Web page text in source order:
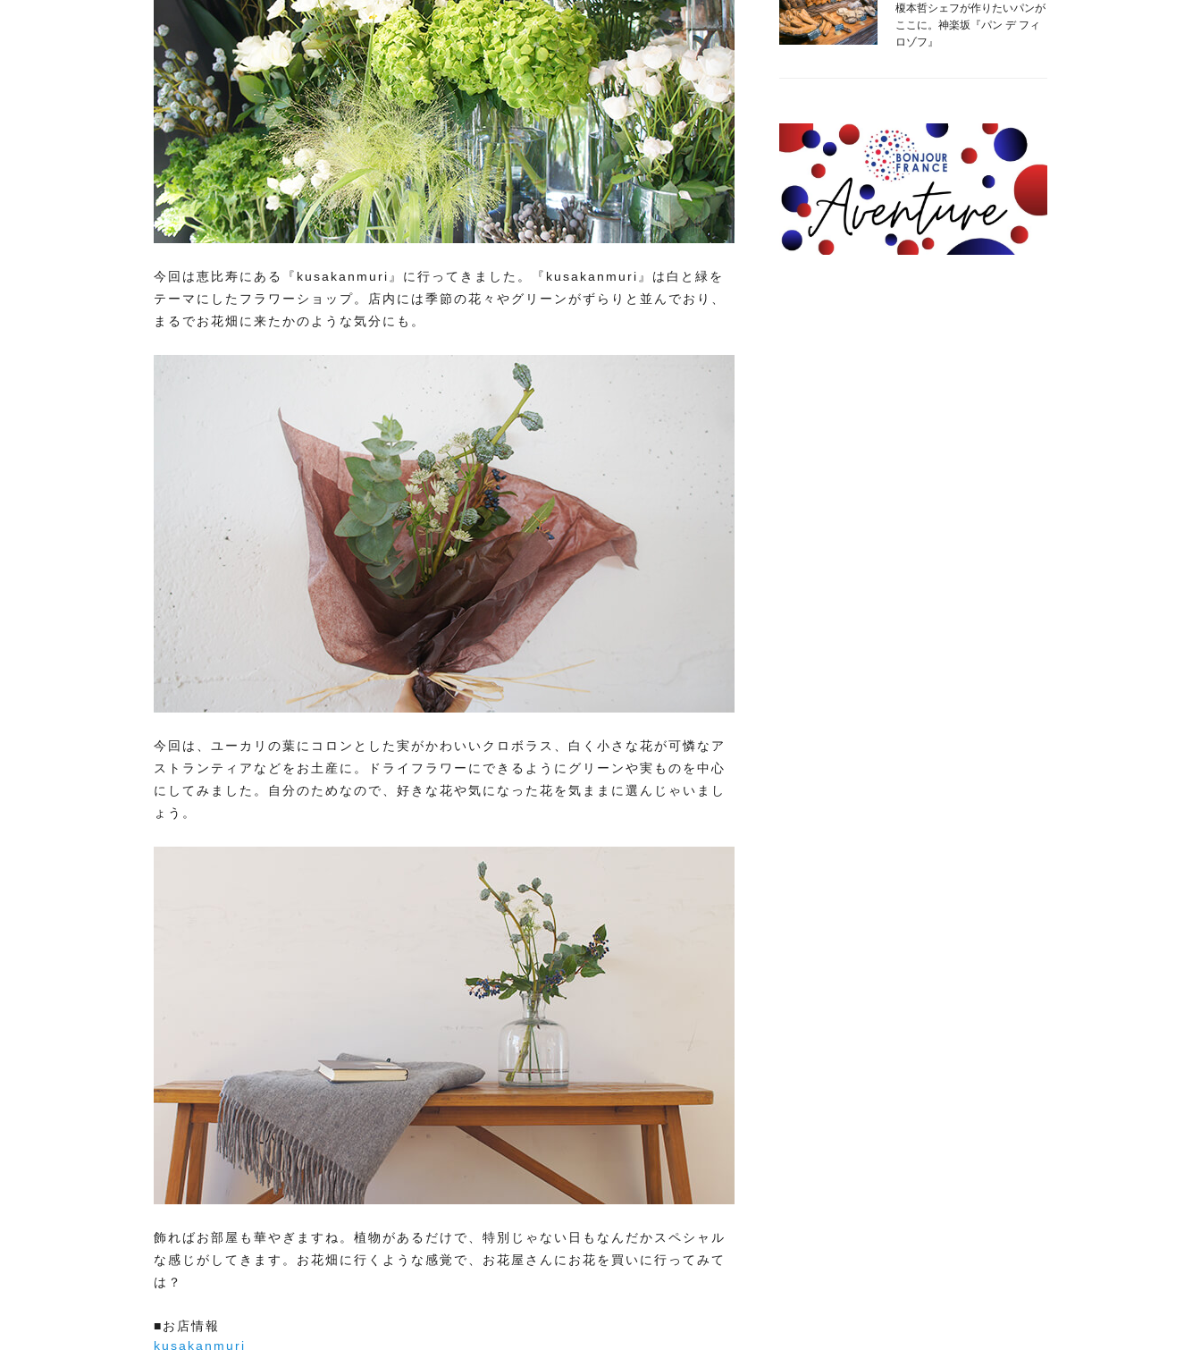
今回は恵比寿にある『kusakanmuri』に行ってきました。『kusakanmuri』は白と緑を
テーマにしたフラワーショップ。店内には季節の花々やグリーンがずらりと並んでおり、
まるでお花畑に来たかのような気分にも。
今回は、ユーカリの葉にコロンとした実がかわいいクロボラス、白く小さな花が可憐なア
ストランティアなどをお土産に。ドライフラワーにできるようにグリーンや実ものを中心
にしてみました。自分のためなので、好きな花や気になった花を気ままに選んじゃいまし
ょう。
飾ればお部屋も華やぎますね。植物があるだけで、特別じゃない日もなんだかスペシャル
な感じがしてきます。お花畑に行くような感覚で、お花屋さんにお花を買いに行ってみて
は？
■お店情報
kusakanmuri
榎本哲シェフが作りたいパンが
ここに。神楽坂『パン デ フィ
ロゾフ』